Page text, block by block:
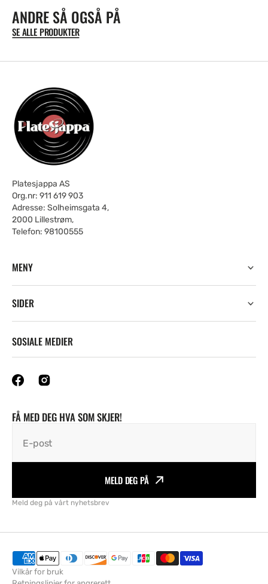
ANDRE SÅ OGSÅ PÅ
SE ALLE PRODUKTER
Platesjappa AS
Org.nr: 911 619 903
Adresse: Solheimsgata 4,
2000 Lillestrøm,
Telefon: 98100555
MENY
SIDER
SOSIALE MEDIER
FÅ MED DEG HVA SOM SKJER!
E-post
MELD DEG PÅ
Meld deg på vårt nyhetsbrev
Vilkår for bruk